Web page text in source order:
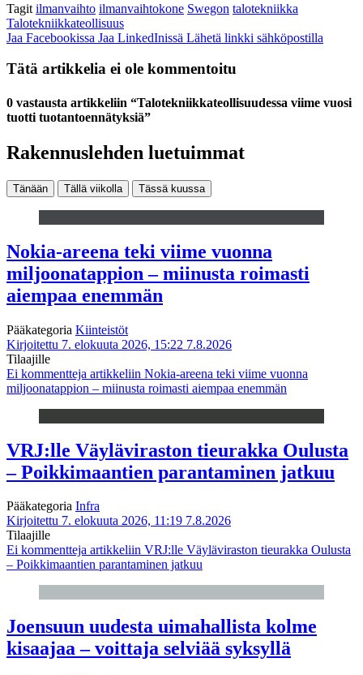
Tagit ilmanvaihto ilmanvaihtokone Swegon talotekniikka
Talotekniikkateollisuus
Jaa Facebookissa Jaa LinkedInissä Lähetä linkki sähköpostilla
Tätä artikkelia ei ole kommentoitu
0 vastausta artikkeliin “Talotekniikkateollisuudessa viime vuosi
tuotti tuotantoennätyksiä”
Rakennuslehden luetuimmat
Tänään Tällä viikolla Tässä kuussa
Nokia-areena teki viime vuonna
miljoonatappion – miinusta roimasti
aiempaa enemmän
Pääkategoria Kiinteistöt
Kirjoitettu 7. elokuuta 2026, 15:22 7.8.2026
Tilaajille
Ei kommentteja artikkeliin Nokia-areena teki viime vuonna
miljoonatappion – miinusta roimasti aiempaa enemmän
VRJ:lle Väyläviraston tieurakka Oulusta
– Poikkimaantien parantaminen jatkuu
Pääkategoria Infra
Kirjoitettu 7. elokuuta 2026, 11:19 7.8.2026
Tilaajille
Ei kommentteja artikkeliin VRJ:lle Väyläviraston tieurakka Oulusta
– Poikkimaantien parantaminen jatkuu
Joensuun uudesta uimahallista kolme
kisaajaa – voittaja selviää syksyllä